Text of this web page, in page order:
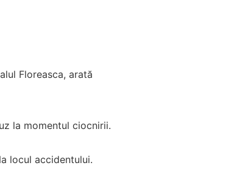
Floreasca, arată
la momentul ciocnirii.
locul accidentului.